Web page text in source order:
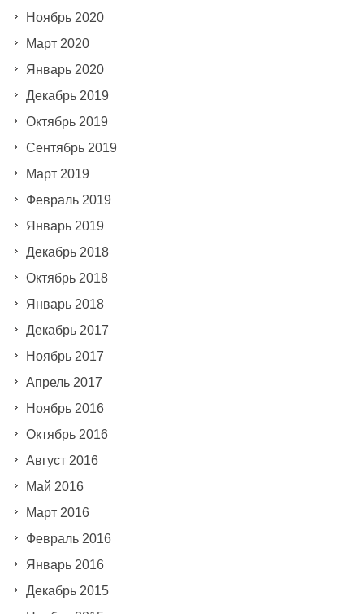
Ноябрь 2020
Март 2020
Январь 2020
Декабрь 2019
Октябрь 2019
Сентябрь 2019
Март 2019
Февраль 2019
Январь 2019
Декабрь 2018
Октябрь 2018
Январь 2018
Декабрь 2017
Ноябрь 2017
Апрель 2017
Ноябрь 2016
Октябрь 2016
Август 2016
Май 2016
Март 2016
Февраль 2016
Январь 2016
Декабрь 2015